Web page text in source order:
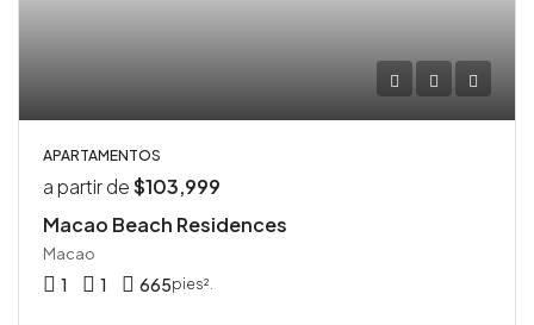
APARTAMENTOS
a partir de$103,999
Macao Beach Residences
Macao
1 1 665pies².